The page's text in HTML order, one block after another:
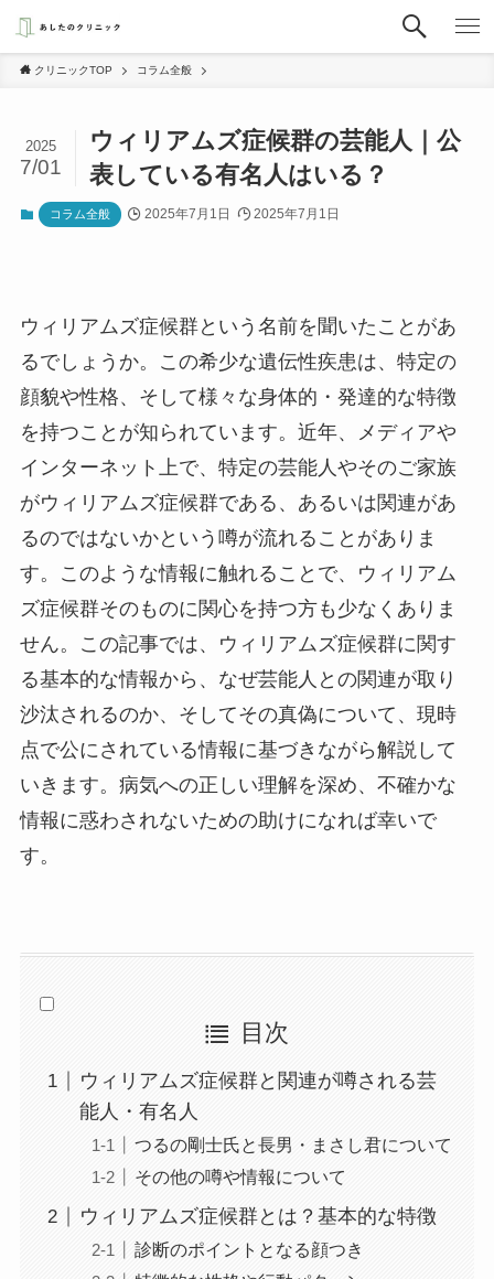
クリニックTOP コラム全般
ウィリアムズ症候群の芸能人｜公
表している有名人はいる？
2025
7/01
コラム全般 2025年7月1日 2025年7月1日
ウィリアムズ症候群という名前を聞いたことがあ
るでしょうか。この希少な遺伝性疾患は、特定の
顔貌や性格、そして様々な身体的・発達的な特徴
を持つことが知られています。近年、メディアや
インターネット上で、特定の芸能人やそのご家族
がウィリアムズ症候群である、あるいは関連があ
るのではないかという噂が流れることがありま
す。このような情報に触れることで、ウィリアム
ズ症候群そのものに関心を持つ方も少なくありま
せん。この記事では、ウィリアムズ症候群に関す
る基本的な情報から、なぜ芸能人との関連が取り
沙汰されるのか、そしてその真偽について、現時
点で公にされている情報に基づきながら解説して
いきます。病気への正しい理解を深め、不確かな
情報に惑わされないための助けになれば幸いで
す。
目次
ウィリアムズ症候群と関連が噂される芸
能人・有名人
つるの剛士氏と長男・まさし君について
その他の噂や情報について
ウィリアムズ症候群とは？基本的な特徴
診断のポイントとなる顔つき